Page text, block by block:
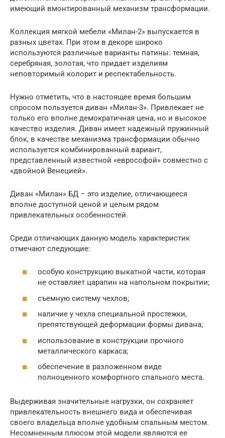
имеющий вмонтированный механизм трансформации.
Коллекция мягкой мебели «Милан-2» выпускается в
разных цветах. При этом в декоре широко
используются различные варианты патины: темная,
серебряная, золотая, что придает изделиям
неповторимый колорит и респектабельность.
Нужно отметить, что в настоящее время большим
спросом пользуется диван «Милан-3». Привлекает не
только его вполне демократичная цена, но и высокое
качество изделия. Диван имеет надежный пружинный
блок, в качестве механизма трансформации обычно
используется комбинированный вариант,
представленный известной «еврософой» совместно с
«двойной Венецией».
Диван «Милан» БД – это изделие, отличающееся
вполне доступной ценой и целым рядом
привлекательных особенностей.
Среди отличающих данную модель характеристик
отмечают следующие:
особую конструкцию выкатной части, которая
не оставляет царапин на напольном покрытии;
съемную систему чехлов;
наличие у чехла специальной простежки,
препятствующей деформации формы дивана;
использование в конструкции прочного
металлического каркаса;
обеспечение в разложенном виде
полноценного комфортного спального места.
Выдерживая значительные нагрузки, он сохраняет
привлекательность внешнего вида и обеспечивая
своего владельца вполне удобным спальным местом.
Несомненным плюсом этой модели являются ее